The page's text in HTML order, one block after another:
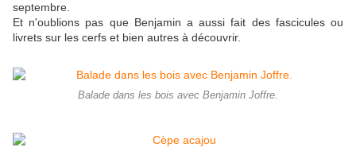
septembre.
Et n'oublions pas que Benjamin a aussi fait des fascicules ou
livrets sur les cerfs et bien autres à découvrir.
Balade dans les bois avec Benjamin Joffre.